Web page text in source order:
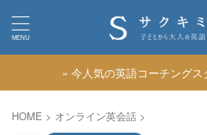
» 今人気の英語コーチング
HOME > オンライン英会話 >